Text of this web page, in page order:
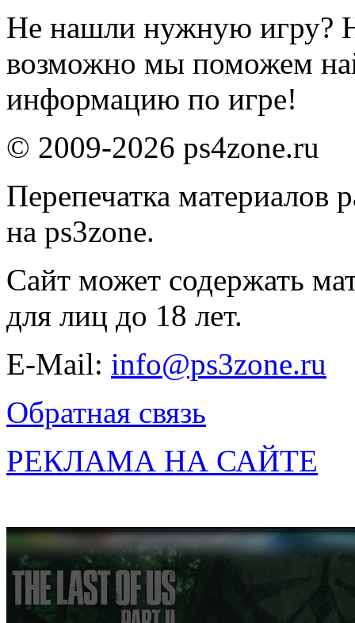
Не нашли нужную игру?
возможно мы поможем
информацию по игре!
© 2009-2026 ps4zone.ru
Перепечатка материалов
на ps3zone.
Сайт может содержать
для лиц до 18 лет.
E-Mail: info@ps3zone.ru
Обратная связь
РЕКЛАМА НА САЙТЕ